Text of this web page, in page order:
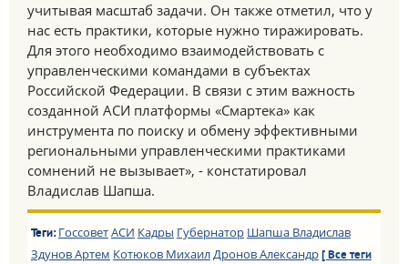
учитывая масштаб задачи. Он также отметил, что у
нас есть практики, которые нужно тиражировать.
Для этого необходимо взаимодействовать с
управленческими командами в субъектах
Российской Федерации. В связи с этим важность
созданной АСИ платформы «Смартека» как
инструмента по поиску и обмену эффективными
региональными управленческими практиками
сомнений не вызывает», - констатировал
Владислав Шапша.
Теги: ГоссоветАСИ Кадры Губернатор Шапша Владислав
Здунов Артем Котюков МихаилДронов Александр [ Все теги